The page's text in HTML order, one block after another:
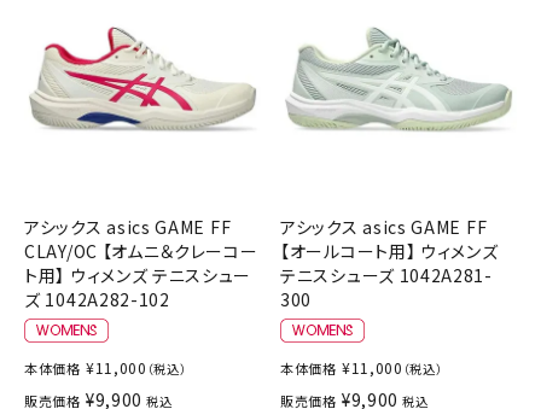
アシックス asics GAME FF
CLAY/OC 【オムニ＆クレーコー
ト用】 ウィメンズ テニスシュー
ズ 1042A282-102
本体価格 ¥11,000 （税込）
販売価格 ¥9,900 税込
アシックス asics GAME FF
【オールコート用】 ウィメンズ
テニスシューズ 1042A281-
300
本体価格 ¥11,000 （税込）
販売価格 ¥9,900 税込